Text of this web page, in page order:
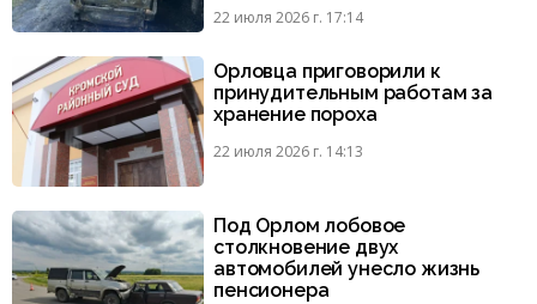
22 июля 2026 г. 17:14
Орловца приговорили к
принудительным работам за
хранение пороха
22 июля 2026 г. 14:13
Под Орлом лобовое
столкновение двух
автомобилей унесло жизнь
пенсионера